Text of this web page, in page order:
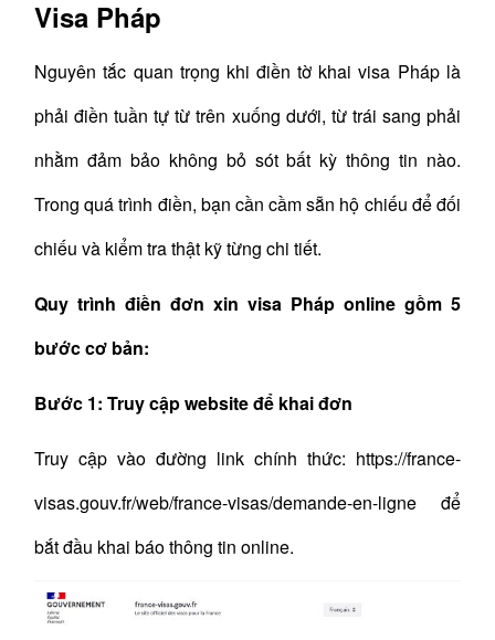
Visa Pháp
Nguyên tắc quan trọng khi điền tờ khai visa Pháp là
phải điền tuần tự từ trên xuống dưới, từ trái sang phải
nhằm đảm bảo không bỏ sót bất kỳ thông tin nào.
Trong quá trình điền, bạn cần cầm sẵn hộ chiếu để đối
chiếu và kiểm tra thật kỹ từng chi tiết.
Quy trình điền đơn xin visa Pháp online gồm 5
bước cơ bản:
Bước 1: Truy cập website để khai đơn
Truy cập vào đường link chính thức: https://france-
visas.gouv.fr/web/france-visas/demande-en-ligne để
bắt đầu khai báo thông tin online.